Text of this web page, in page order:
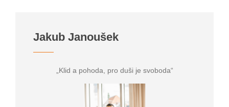
Jakub Janoušek
„Klid a pohoda, pro duši je svoboda“